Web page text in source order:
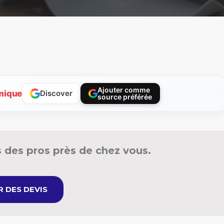
Discover
Ajouter comme
source préférée
pros près de chez vous.
DES DEVIS